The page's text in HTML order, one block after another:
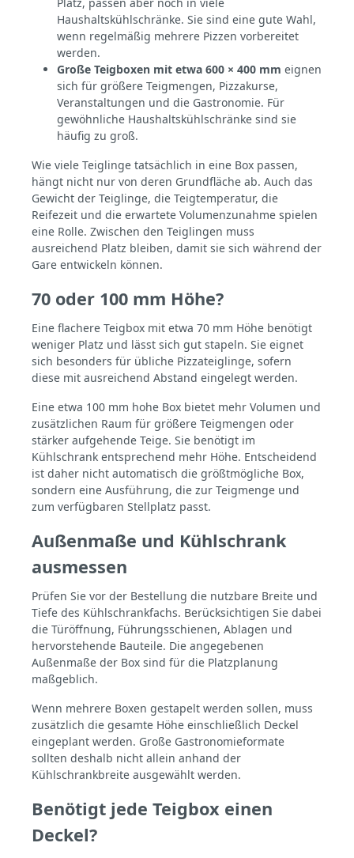
Haushaltskühlschränke. Sie sind eine gute Wahl,
wenn regelmäßig mehrere Pizzen vorbereitet
werden.
Große Teigboxen mit etwa 600 × 400 mm eignen
sich für größere Teigmengen, Pizzakurse,
Veranstaltungen und die Gastronomie. Für
gewöhnliche Haushaltskühlschränke sind sie
häufig zu groß.
Wie viele Teiglinge tatsächlich in eine Box passen,
hängt nicht nur von deren Grundfläche ab. Auch das
Gewicht der Teiglinge, die Teigtemperatur, die
Reifezeit und die erwartete Volumenzunahme spielen
eine Rolle. Zwischen den Teiglingen muss
ausreichend Platz bleiben, damit sie sich während der
Gare entwickeln können.
70 oder 100 mm Höhe?
Eine flachere Teigbox mit etwa 70 mm Höhe benötigt
weniger Platz und lässt sich gut stapeln. Sie eignet
sich besonders für übliche Pizzateiglinge, sofern
diese mit ausreichend Abstand eingelegt werden.
Eine etwa 100 mm hohe Box bietet mehr Volumen und
zusätzlichen Raum für größere Teigmengen oder
stärker aufgehende Teige. Sie benötigt im
Kühlschrank entsprechend mehr Höhe. Entscheidend
ist daher nicht automatisch die größtmögliche Box,
sondern eine Ausführung, die zur Teigmenge und
zum verfügbaren Stellplatz passt.
Außenmaße und Kühlschrank
ausmessen
Prüfen Sie vor der Bestellung die nutzbare Breite und
Tiefe des Kühlschrankfachs. Berücksichtigen Sie dabei
die Türöffnung, Führungsschienen, Ablagen und
hervorstehende Bauteile. Die angegebenen
Außenmaße der Box sind für die Platzplanung
maßgeblich.
Wenn mehrere Boxen gestapelt werden sollen, muss
zusätzlich die gesamte Höhe einschließlich Deckel
eingeplant werden. Große Gastronomieformate
sollten deshalb nicht allein anhand der
Kühlschrankbreite ausgewählt werden.
Benötigt jede Teigbox einen
Deckel?